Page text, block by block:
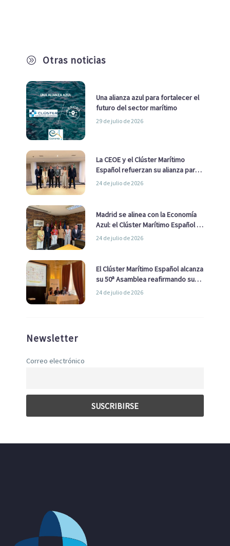
A Otras noticias
Una alianza azul para fortalecer el
futuro del sector marítimo
29 de julio de 2026
La CEOE y el Clúster Marítimo
Español refuerzan su alianza para
impulsar una estrategia Nacional
24 de julio de 2026
Madrid se alinea con la Economía
Azul: el Clúster Marítimo Español y
la Real Liga Naval avanzan alianzas
24 de julio de 2026
El Clúster Marítimo Español alcanza
su 50ª Asamblea reafirmando su
liderazgo en la Economía Azul
24 de julio de 2026
Newsletter
Correo electrónico